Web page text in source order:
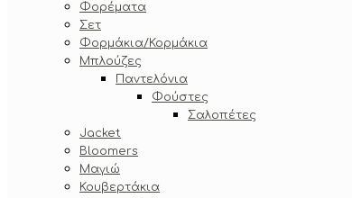
Φορέματα
Σετ
Φορμάκια/Κορμάκια
Μπλούζες
Παντελόνια
Φούστες
Σαλοπέτες
Jacket
Bloomers
Μαγιώ
Κουβερτάκια